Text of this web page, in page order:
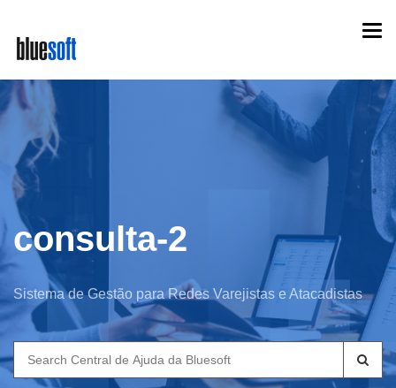
main
content
consulta-2
Sistema de Gestão para Redes Varejistas e Atacadistas
Search
for: